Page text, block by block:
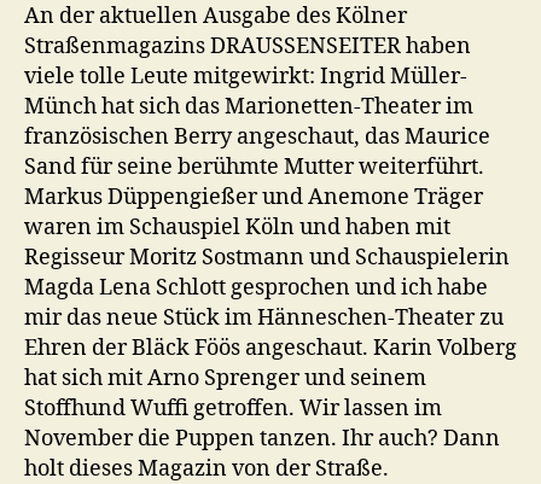
An der aktuellen Ausgabe des Kölner
Straßenmagazins DRAUSSENSEITER haben
viele tolle Leute mitgewirkt: Ingrid Müller-
Münch hat sich das Marionetten-Theater im
französischen Berry angeschaut, das Maurice
Sand für seine berühmte Mutter weiterführt.
Markus Düppengießer und Anemone Träger
waren im Schauspiel Köln und haben mit
Regisseur Moritz Sostmann und Schauspielerin
Magda Lena Schlott gesprochen und ich habe
mir das neue Stück im Hänneschen-Theater zu
Ehren der Bläck Föös angeschaut. Karin Volberg
hat sich mit Arno Sprenger und seinem
Stoffhund Wuffi getroffen. Wir lassen im
November die Puppen tanzen. Ihr auch? Dann
holt dieses Magazin von der Straße.